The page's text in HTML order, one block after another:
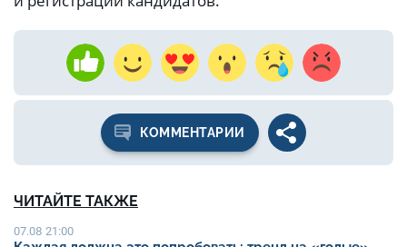
КОММЕНТАРИИ
ЧИТАЙТЕ ТАКЖЕ
07.08 21:00